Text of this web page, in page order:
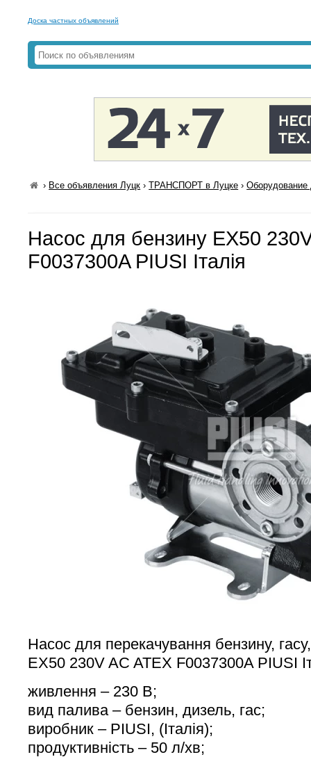
Доска частных объявлений
› Все объявления Луцк ›ТРАНСПОРТ в Луцке ›Оборудование
Насос для бензину EX50
F0037300A PIUSI Італія
Насос для перекачування бензину,
EX50 230V AC ATEX F0037300A PIUSI
живлення – 230 В;
вид палива – бензин, дизель, гас;
виробник – PIUSI, (Італія);
продуктивність – 50 л/хв;